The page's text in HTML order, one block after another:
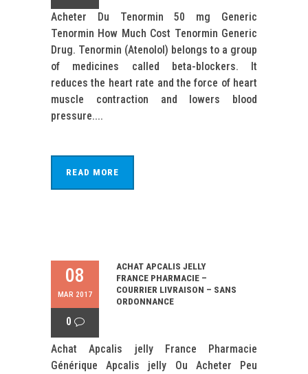
Acheter Du Tenormin 50 mg Generic
Tenormin How Much Cost Tenormin Generic
Drug. Tenormin (Atenolol) belongs to a group
of medicines called beta-blockers. It
reduces the heart rate and the force of heart
muscle contraction and lowers blood
pressure....
READ MORE
08
MAR 2017
0
ACHAT APCALIS JELLY
FRANCE PHARMACIE –
COURRIER LIVRAISON – SANS
ORDONNANCE
Achat Apcalis jelly France Pharmacie
Générique Apcalis jelly Ou Acheter Peu